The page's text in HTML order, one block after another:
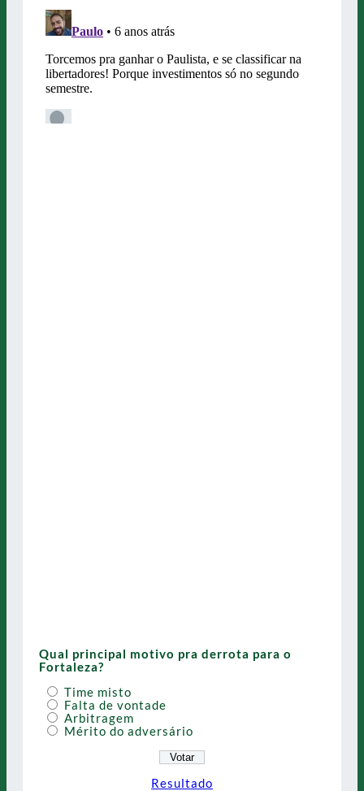
Qual principal motivo pra derrota para o
Fortaleza?
Time misto
Falta de vontade
Arbitragem
Mérito do adversário
Resultado